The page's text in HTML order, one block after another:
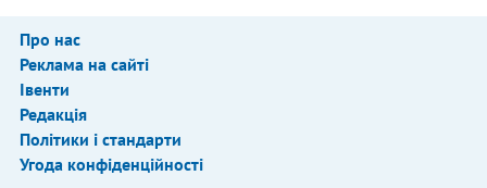
Про нас
Реклама на сайті
Івенти
Редакція
Політики і стандарти
Угода конфіденційності